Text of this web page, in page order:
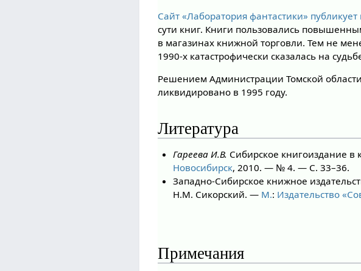
Сайт «Лаборатория фантастики»
сути книг. Книги пользовались
в магазинах книжной торговли. Тем не
1990-х катастрофически сказалась на
Решением Администрации Томской
ликвидировано в 1995 году.
Литература
Гареева И.В. Сибирское книгоиздание в
Новосибирск, 2010. — № 4. — С. 33–36.
Западно-Сибирское книжное
Н.М. Сикорский. — М.: Издательство
Примечания